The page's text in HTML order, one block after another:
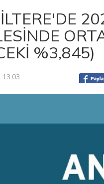
%3,845)
13:03